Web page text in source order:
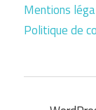
Mentions
Politique de